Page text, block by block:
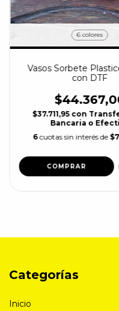
6 colores
Vasos Sorbete
con DTF
$37.711,95 con
Bancaria o
6 cuotas sin interés de
COMPRAR
Categorías
Inicio